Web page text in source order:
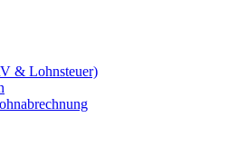
& Lohnsteuer)